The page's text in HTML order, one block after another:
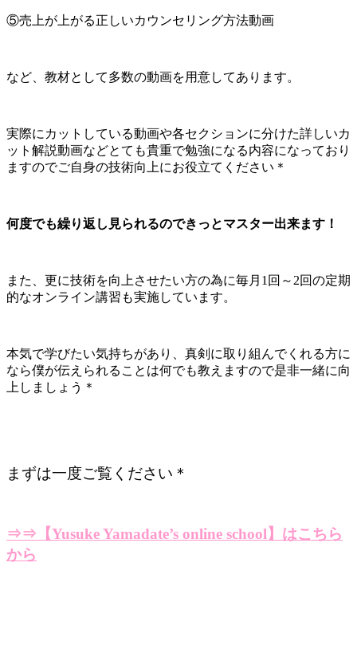
⑤売上が上がる正しいカウンセリング方法動画
など、教材として多数の動画を用意してあります。
実際にカットしている動画や各セクションに分けた詳しいカ
ット解説動画などとても貴重で勉強になる内容になっており
ますのでご自身の技術向上にお役立てください＊
何度でも繰り返し見られるのできっとマスター出来ます！
また、更に技術を向上させたい方の為に毎月1回～2回の定期
的なオンライン講習も実施しています。
本気で学びたい気持ちがあり、真剣に取り組んでくれる方に
なら僕が伝えられることは何でも教えますので是非一緒に向
上しましょう＊
まずは一度ご覧ください＊
⇒⇒【Yusuke Yamadate’s online school】はこちら
から